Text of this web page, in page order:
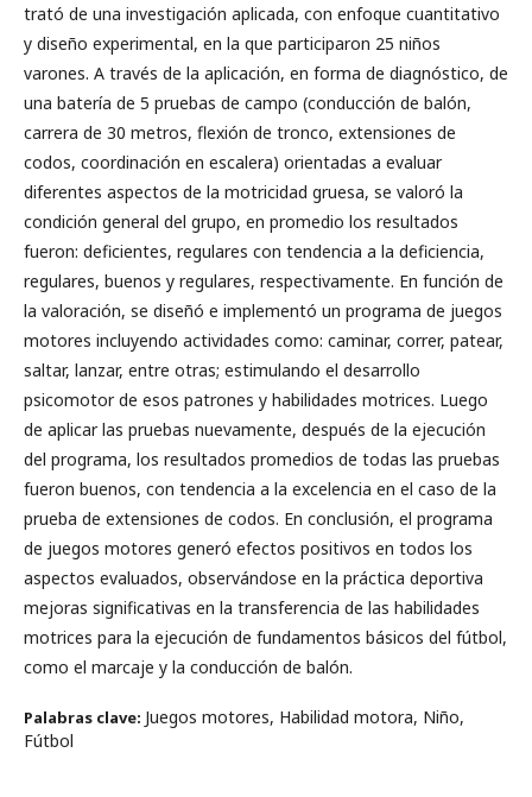
trató de una investigación aplicada, con enfoque cuantitativo
y diseño experimental, en la que participaron 25 niños
varones. A través de la aplicación, en forma de diagnóstico, de
una batería de 5 pruebas de campo (conducción de balón,
carrera de 30 metros, flexión de tronco, extensiones de
codos, coordinación en escalera) orientadas a evaluar
diferentes aspectos de la motricidad gruesa, se valoró la
condición general del grupo, en promedio los resultados
fueron: deficientes, regulares con tendencia a la deficiencia,
regulares, buenos y regulares, respectivamente. En función de
la valoración, se diseñó e implementó un programa de juegos
motores incluyendo actividades como: caminar, correr, patear,
saltar, lanzar, entre otras; estimulando el desarrollo
psicomotor de esos patrones y habilidades motrices. Luego
de aplicar las pruebas nuevamente, después de la ejecución
del programa, los resultados promedios de todas las pruebas
fueron buenos, con tendencia a la excelencia en el caso de la
prueba de extensiones de codos. En conclusión, el programa
de juegos motores generó efectos positivos en todos los
aspectos evaluados, observándose en la práctica deportiva
mejoras significativas en la transferencia de las habilidades
motrices para la ejecución de fundamentos básicos del fútbol,
como el marcaje y la conducción de balón.
Palabras clave: Juegos motores, Habilidad motora, Niño,
Fútbol